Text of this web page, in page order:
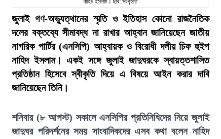
নাহিদ ইসলাম। ছবি: সংগৃহীত
জুলাই গণ-অভ্যুত্থানের স্মৃতি ও ইতিহাস কোনো রাজনৈতিক
দলের বক্তব্যে সীমাবদ্ধ না রাখার আহ্বান জানিয়েছেন জাতীয়
নাগরিক পার্টির (এনসিপি) আহ্বায়ক ও বিরোধী দলীয় চিফ হুইপ
নাহিদ ইসলাম। একই সঙ্গে জুলাই জাদুঘরকে স্বায়ত্তশাসিত
প্রতিষ্ঠান হিসেবে স্বীকৃতি দিয়ে এ বিষয়ে আইন করার দাবি
জানিয়েছেন তিনি।
শনিবার (৮ আগস্ট) সকালে এনসিপির প্রতিনিধিদের নিয়ে জুলাই
জাদুঘর পরিদর্শনের সময় সাংবাদিকদের এসব কথা বলেন নাহিদ